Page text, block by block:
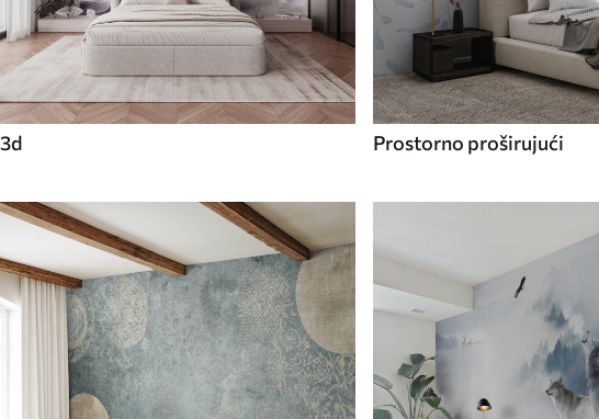
3d Prostorno proširujući